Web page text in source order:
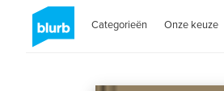
Categorieën Onze keuze